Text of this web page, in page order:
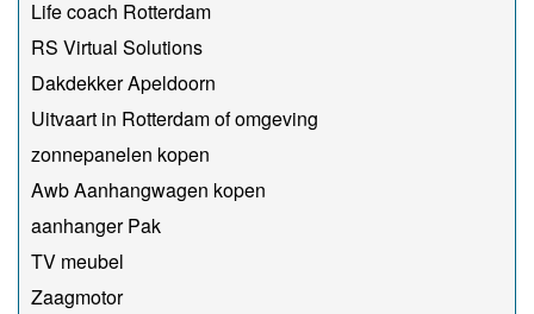
Life coach Rotterdam
RS Virtual Solutions
Dakdekker Apeldoorn
Uitvaart in Rotterdam of omgeving
zonnepanelen kopen
Awb Aanhangwagen kopen
aanhanger Pak
TV meubel
Zaagmotor